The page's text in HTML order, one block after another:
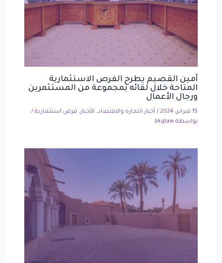
أمين القصيم يطرح الفرص الاستثمارية
المتاحة خلال لقائه بمجموعة من المستثمرين
ورجال الأعمال
15 فبراير، 2024 / أخبار التجارة والاقتصاد, الأخبار , فرص استثمارية/
بواسطة bkglaw